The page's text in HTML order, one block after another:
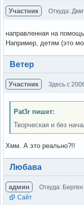
Участник Откуда:
направленная на помощь.
Например, детям (это
Вне форума
Ветер
Участник Здесь с
Pat3r пишет:
Творческая и без
Хмм. А это реально?!!
Вне форума
Любава
админ Откуда: Берген
Сайт